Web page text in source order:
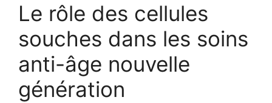
Le rôle des cellules
souches dans les soins
anti-âge nouvelle
génération